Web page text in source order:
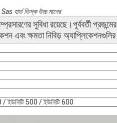
ডিস্ক উচ্চ মানের
সুবিধা রয়েছে।পূর্ববর্তী
এবং ক্ষমতা নিবিড়
/ ইউনিটি 500 / ইউনিটি 600